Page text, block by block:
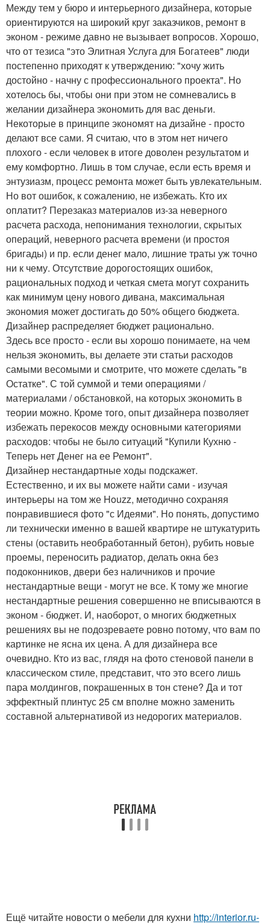
Между тем у бюро и интерьерного дизайнера, которые
ориентируются на широкий круг заказчиков, ремонт в
эконом - режиме давно не вызывает вопросов. Хорошо,
что от тезиса "это Элитная Услуга для Богатеев" люди
постепенно приходят к утверждению: "хочу жить
достойно - начну с профессионального проекта". Но
хотелось бы, чтобы они при этом не сомневались в
желании дизайнера экономить для вас деньги.
Некоторые в принципе экономят на дизайне - просто
делают все сами. Я считаю, что в этом нет ничего
плохого - если человек в итоге доволен результатом и
ему комфортно. Лишь в том случае, если есть время и
энтузиазм, процесс ремонта может быть увлекательным.
Но вот ошибок, к сожалению, не избежать. Кто их
оплатит? Перезаказ материалов из-за неверного
расчета расхода, непонимания технологии, скрытых
операций, неверного расчета времени (и простоя
бригады) и пр. если денег мало, лишние траты уж точно
ни к чему. Отсутствие дорогостоящих ошибок,
рациональных подход и четкая смета могут сохранить
как минимум цену нового дивана, максимальная
экономия может достигать до 50% общего бюджета.
Дизайнер распределяет бюджет рационально.
Здесь все просто - если вы хорошо понимаете, на чем
нельзя экономить, вы делаете эти статьи расходов
самыми весомыми и смотрите, что можете сделать "в
Остатке". С той суммой и теми операциями /
материалами / обстановкой, на которых экономить в
теории можно. Кроме того, опыт дизайнера позволяет
избежать перекосов между основными категориями
расходов: чтобы не было ситуаций "Купили Кухню -
Теперь нет Денег на ее Ремонт".
Дизайнер нестандартные ходы подскажет.
Естественно, и их вы можете найти сами - изучая
интерьеры на том же Houzz, методично сохраняя
понравившиеся фото "с Идеями". Но понять, допустимо
ли технически именно в вашей квартире не штукатурить
стены (оставить необработанный бетон), рубить новые
проемы, переносить радиатор, делать окна без
подоконников, двери без наличников и прочие
нестандартные вещи - могут не все. К тому же многие
нестандартные решения совершенно не вписываются в
эконом - бюджет. И, наоборот, о многих бюджетных
решениях вы не подозреваете ровно потому, что вам по
картинке не ясна их цена. А для дизайнера все
очевидно. Кто из вас, глядя на фото стеновой панели в
классическом стиле, представит, что это всего лишь
пара молдингов, покрашенных в тон стене? Да и тот
эффектный плинтус 25 см вполне можно заменить
составной альтернативой из недорогих материалов.
Ещё читайте новости о мебели для кухни http://interior.ru-